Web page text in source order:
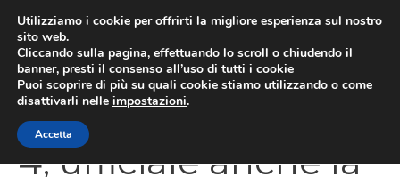
contenuto
Way of the Samurai
4, ufficiale anche la
Utilizziamo i cookie per offrirti la migliore esperienza sul nostro
sito web.
Cliccando sulla pagina, effettuando lo scroll o chiudendo il
banner, presti il consenso all’uso di tutti i cookie
Puoi scoprire di più su quali cookie stiamo utilizzando o come
disattivarli nelle impostazioni.
Accetta